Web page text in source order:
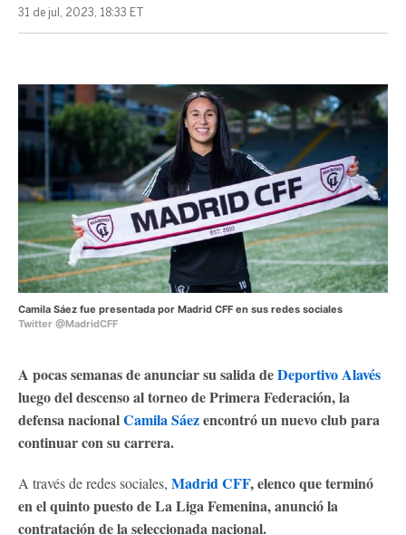
31 de jul, 2023, 18:33 ET
Camila Sáez fue presentada por Madrid CFF en sus redes sociales
Twitter @MadridCFF
A pocas semanas de anunciar su salida deDeportivo Alavés
luego del descenso al torneo de Primera Federación, la
defensa nacionalCamila Sáezencontró un nuevo club para
continuar con su carrera.
A través de redes sociales, Madrid CFF, elenco que terminó
en el quinto puesto de La Liga Femenina, anunció la
contratación de la seleccionada nacional.